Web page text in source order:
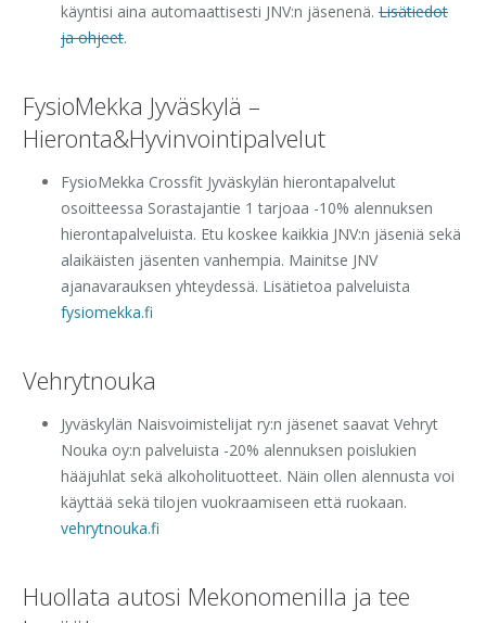
käyntisi aina automaattisesti JNV:n jäsenenä. Lisätiedot
ja ohjeet.
FysioMekka Jyväskylä –
Hieronta&Hyvinvointipalvelut
FysioMekka Crossfit Jyväskylän hierontapalvelut
osoitteessa Sorastajantie 1 tarjoaa -10% alennuksen
hierontapalveluista. Etu koskee kaikkia JNV:n jäseniä sekä
alaikäisten jäsenten vanhempia. Mainitse JNV
ajanavarauksen yhteydessä. Lisätietoa palveluista
fysiomekka.fi
Vehrytnouka
Jyväskylän Naisvoimistelijat ry:n jäsenet saavat Vehryt
Nouka oy:n palveluista -20% alennuksen poislukien
hääjuhlat sekä alkoholituotteet. Näin ollen alennusta voi
käyttää sekä tilojen vuokraamiseen että ruokaan.
vehrytnouka.fi
Huollata autosi Mekonomenilla ja tee